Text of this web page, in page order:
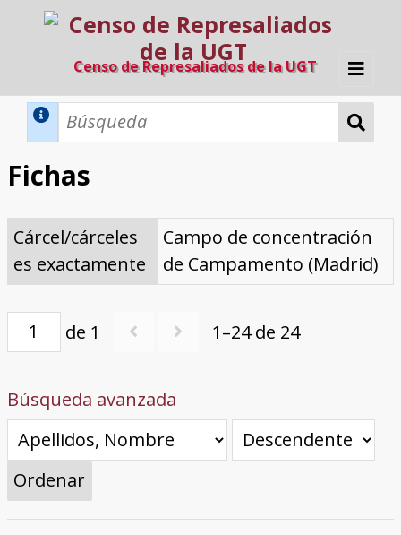
Censo de Represaliados de la UGT
Inicio
Directorio A-Z
Provincias de nacimiento
Profesión
Cárceles
Condenados a muerte
Condenados a muerte (con busca
dinámica)
Ejecutados
El proyecto
Razones y objetivos
El equipo
Colaboradores
Fuentes documentales
Fichas
Cárcel/cárceles
es exactamente
Campo de concentración
de Campamento (Madrid)
de 1 1–24 de 24
Búsqueda avanzada
Ordenar